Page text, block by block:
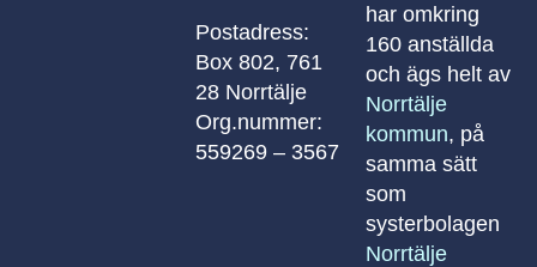
Postadress:
Box 802, 761
28 Norrtälje
Org.nummer:
559269 – 3567
har omkring
160 anställda
och ägs helt av
Norrtälje
kommun, på
samma sätt
som
systerbolagen
Norrtälje